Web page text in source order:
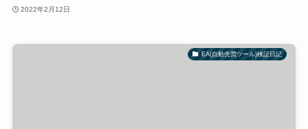
2022年2月12日
EA(自動売買ツール)検証日記